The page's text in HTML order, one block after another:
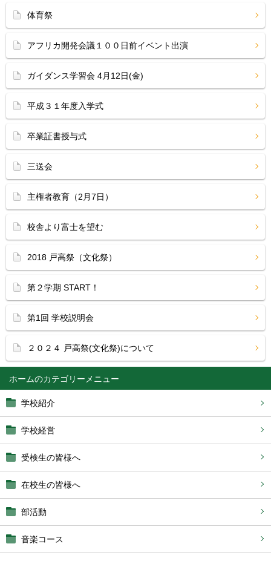
ホーム
学校紹介
学校経営
受検生の皆様へ
在校生の皆様へ
部活動
音楽コース
体育祭
アフリカ開発会議１００日前イベント出演
ガイダンス学習会 4月12日(金)
平成３１年度入学式
卒業証書授与式
三送会
主権者教育（2月7日）
校舎より富士を望む
2018 戸高祭（文化祭）
第２学期 START！
第1回 学校説明会
２０２４ 戸高祭(文化祭)について